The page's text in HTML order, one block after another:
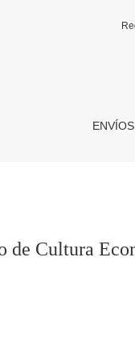
183 páginas. ISBN:
ENVÍOS
de Cultura